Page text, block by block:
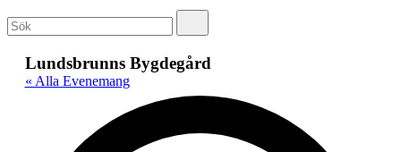
Lundsbrunns Bygdegård
« Alla Evenemang